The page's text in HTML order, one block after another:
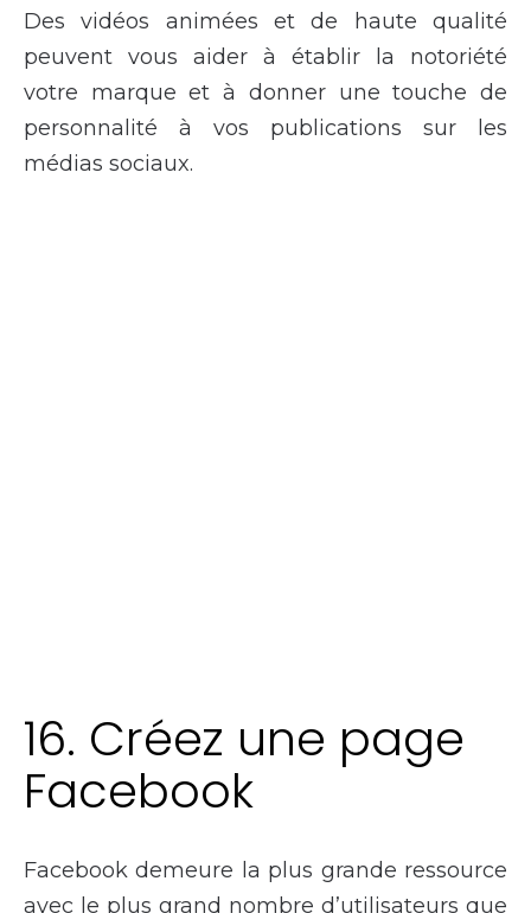
Des vidéos animées et de haute qualité
peuvent vous aider à établir la notoriété
votre marque et à donner une touche de
personnalité à vos publications sur les
médias sociaux.
16. Créez une page
Facebook
Facebook demeure la plus grande ressource
avec le plus grand nombre d’utilisateurs que